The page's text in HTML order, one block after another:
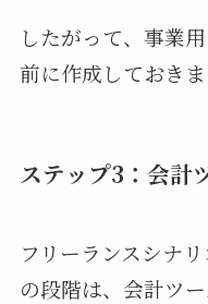
したがって、事業
前に作成しておきま
ステップ3：会計
フリーランスシナ
の段階は、会計ツー